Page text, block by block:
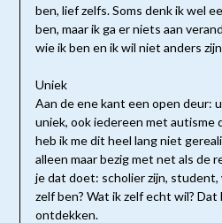
ben, lief zelfs. Soms denk ik wel
ben, maar ik ga er niets aan
wie ik ben en ik wil niet anders
Uniek
Aan de ene kant een open deur:
uniek, ook iedereen met autisme
heb ik me dit heel lang niet
alleen maar bezig met net als de
je dat doet: scholier zijn, student,
zelf ben? Wat ik zelf echt wil? Dat
ontdekken.